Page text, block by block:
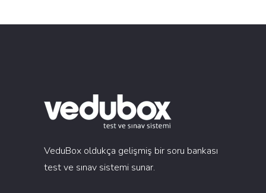
VeduBox oldukça gelişmiş bir soru bankası
test ve sınav sistemi sunar.